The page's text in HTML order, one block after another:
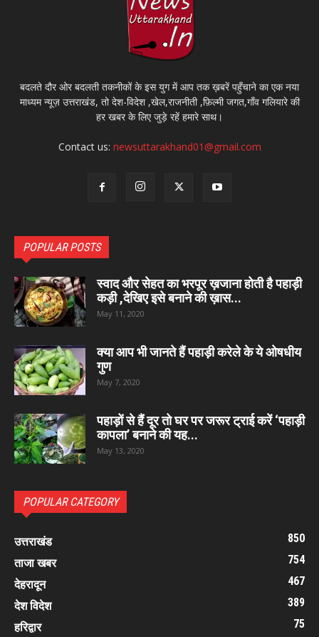
बदलते दौर ओर बदलती तकनीकों के इस युग में आप तक ख़बरें पहुँचाने का एक नया
माध्यम न्यूज़ उत्तराखंड, तो देश-विदेश ,खेल,राजनीती ,फ़िल्मी जगत,गाँव गलियारे की
हर खबर के लिए जुड़े रहें हमारे साथ।
Contact us: newsuttarakhand01@gmail.com
POPULAR POSTS
स्वाद और सेहत का भरपूर ख़जाना होती है पहाड़ी
कड़ी ,देखिए इसे बनाने की ख़ास...
May 11, 2020
क्या आप भी जानते हैं पहाड़ी करेले के ये ओषधीय
गुण
May 7, 2020
पहाड़ों से हैं दूर तो घर पर जरूर ट्राई करें ‘पहाड़ी
कापला’ बनाने की यह...
May 13, 2020
POPULAR CATEGORY
उत्तराखंड
850
ताजा खबर
754
देहरादून
467
देश विदेश
389
हरिद्वार
75